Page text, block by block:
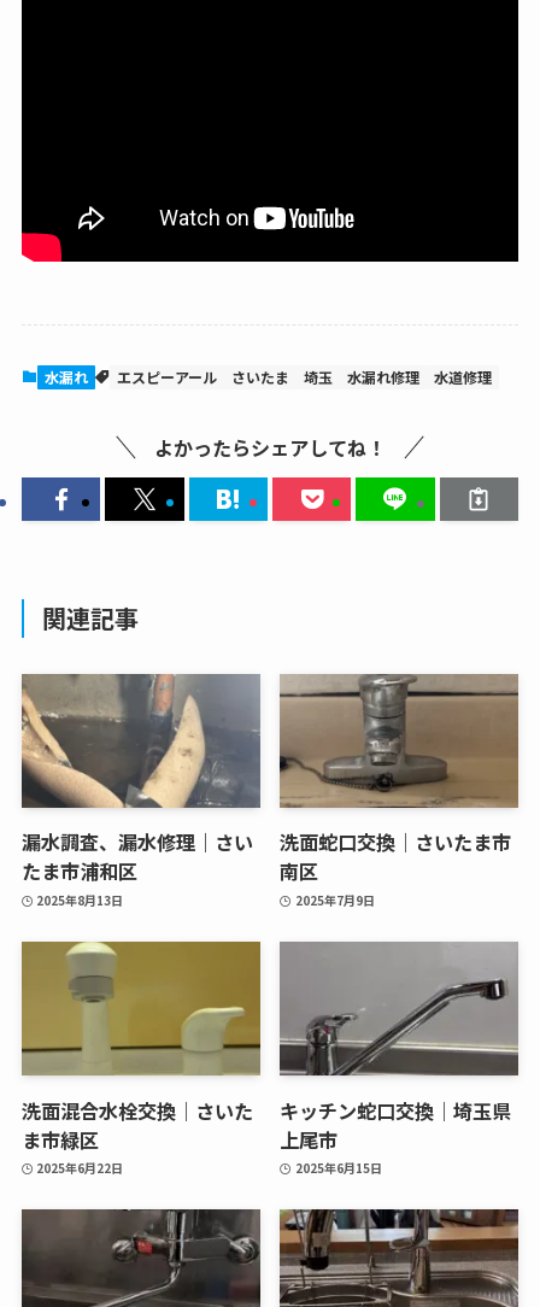
水漏れ エスピーアール さいたま 埼玉 水漏れ修理 水道修理
よかったらシェアしてね！
関連記事
漏水調査、漏水修理｜さい
たま市浦和区
2025年8月13日
洗面蛇口交換｜さいたま市
南区
2025年7月9日
洗面混合水栓交換｜さいた
ま市緑区
2025年6月22日
キッチン蛇口交換｜埼玉県
上尾市
2025年6月15日